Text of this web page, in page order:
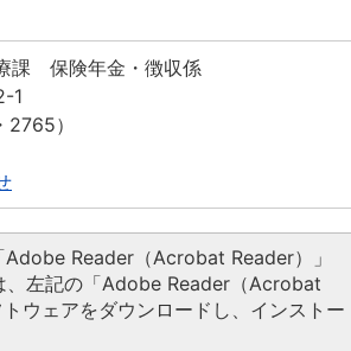
課 保険年金・徴収係
1
）
Reader（Acrobat Reader）」
、左記の「Adobe Reader（Acrobat
ウェアをダウンロードし、インストー